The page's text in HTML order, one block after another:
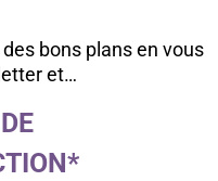
bons plans en vous
et…